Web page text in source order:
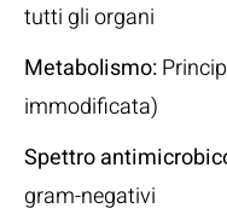
tutti gli organi
Metabolismo:
immodificata)
Spettro
gram-negativi